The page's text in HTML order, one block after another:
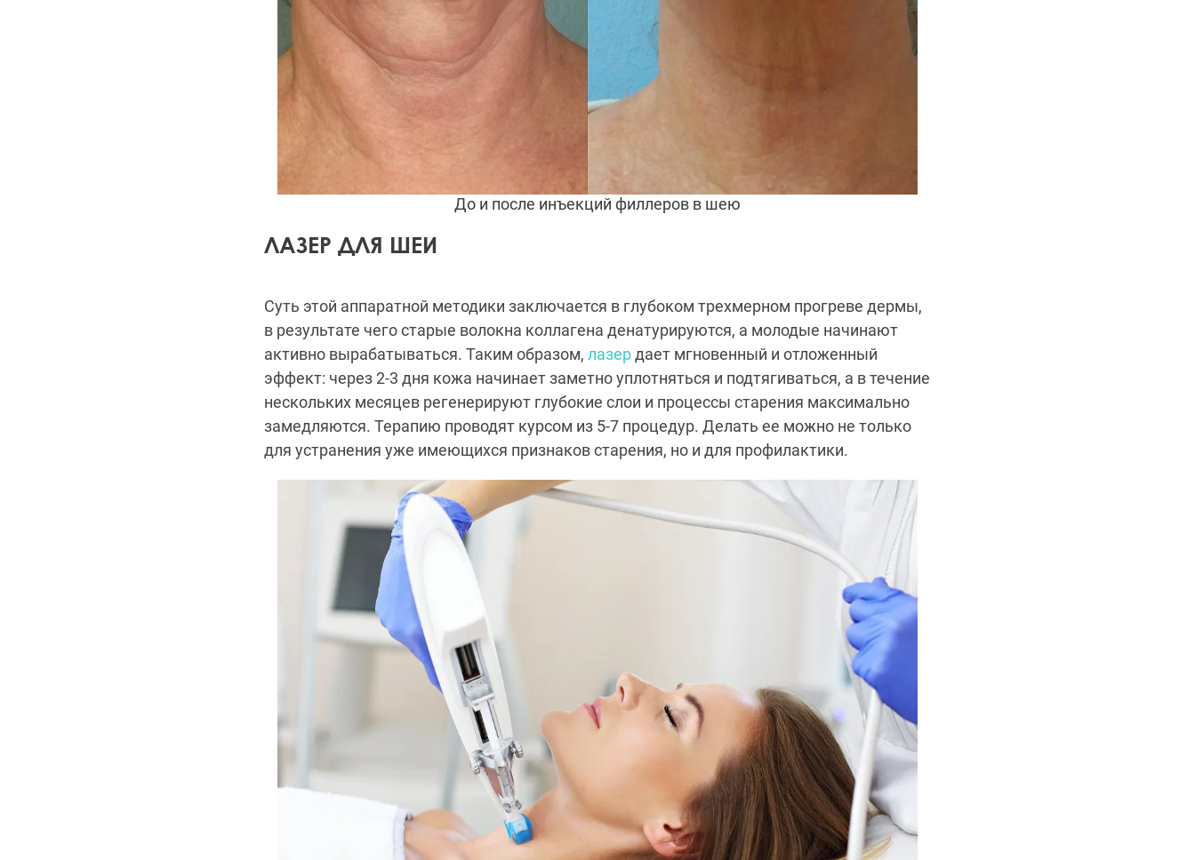
До и после инъекций филлеров в шею
ЛАЗЕР ДЛЯ ШЕИ
Суть этой аппаратной методики заключается в глубоком трехмерном прогреве дермы,
в результате чего старые волокна коллагена денатурируются, а молодые начинают
активно вырабатываться. Таким образом, лазердает мгновенный и отложенный
эффект: через 2-3 дня кожа начинает заметно уплотняться и подтягиваться, а в течение
нескольких месяцев регенерируют глубокие слои и процессы старения максимально
замедляются. Терапию проводят курсом из 5-7 процедур. Делать ее можно не только
для устранения уже имеющихся признаков старения, но и для профилактики.